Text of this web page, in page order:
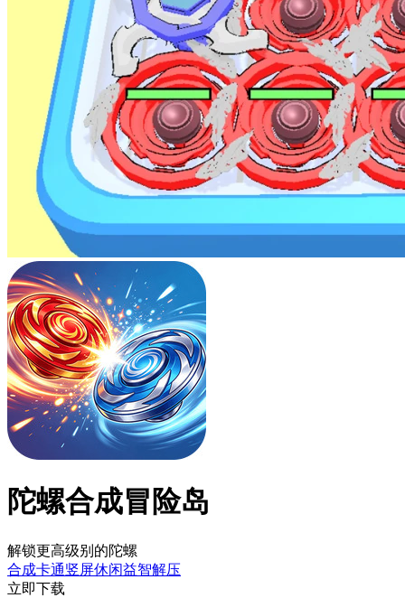
陀螺合成冒险岛
解锁更高级别的陀螺
合成卡通竖屏休闲益智解压
立即下载